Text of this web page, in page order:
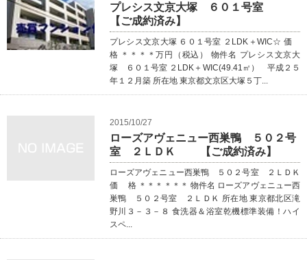
プレシス文京大塚 ６０１号室
【ご成約済み】
プレシス文京大塚 ６０１号室 ２LDK＋WIC☆ 価
格 ＊＊＊＊万円（税込） 物件名 プレシス文京大
塚 ６０１号室 ２LDK＋WIC(49.41㎡） 平成２５
年１２月築 所在地 東京都文京区大塚５丁...
2015/10/27
ローズアヴェニュー西巣鴨 ５０２号
室 ２ＬＤＫ 【ご成約済み】
ローズアヴェニュー西巣鴨 ５０２号室 ２ＬＤＫ
価 格 ＊＊＊＊＊＊ 物件名 ローズアヴェニュー西
巣鴨 ５０２号室 ２ＬＤＫ 所在地 東京都北区滝
野川３－３－８ 食洗器＆浴室乾機標準装備！ハイ
スペ...